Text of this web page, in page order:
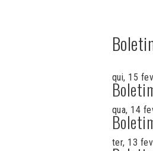
qui, 15
qua, 14
ter, 13